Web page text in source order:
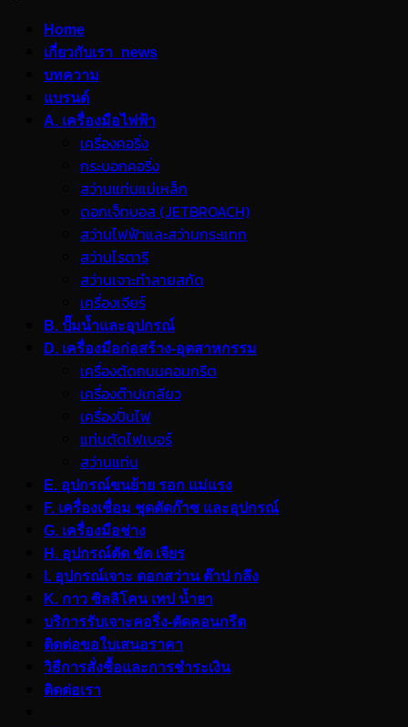
Home
เกี่ยวกับเรา_news
บทความ
แบรนด์
A. เครื่องมือไฟฟ้า
เครื่องคอริ่ง
กระบอกคอริ่ง
สว่านแท่นแม่เหล็ก
ดอกเจ็ทบอส (JETBROACH)
สว่านไฟฟ้าและสว่านกระแทก
สว่านโรตารี
สว่านเจาะทำลายสกัด
เครื่องเจียร์
B. ปั๊มน้ำและอุปกรณ์
D. เครื่องมือก่อสร้าง-อุตสาหกรรม
เครื่องตัดถนนคอนกรีต
เครื่องต๊าปเกลียว
เครื่องปั่นไฟ
แท่นตัดไฟเบอร์
สว่านแท่น
E. อุปกรณ์ขนย้าย รอก แม่แรง
F. เครื่องเชื่อม ชุดตัดก๊าซ และอุปกรณ์
G. เครื่องมือช่าง
H. อุปกรณ์ตัด ขัด เจียร
I. อุปกรณ์เจาะ ดอกสว่าน ต๊าป กลึง
K. กาว ซิลลิโคน เทป น้ำยา
บริการรับเจาะคอริ่ง-ตัดคอนกรีต
ติดต่อขอใบเสนอราคา
วิธีการสั่งซื้อและการชำระเงิน
ติดต่อเรา